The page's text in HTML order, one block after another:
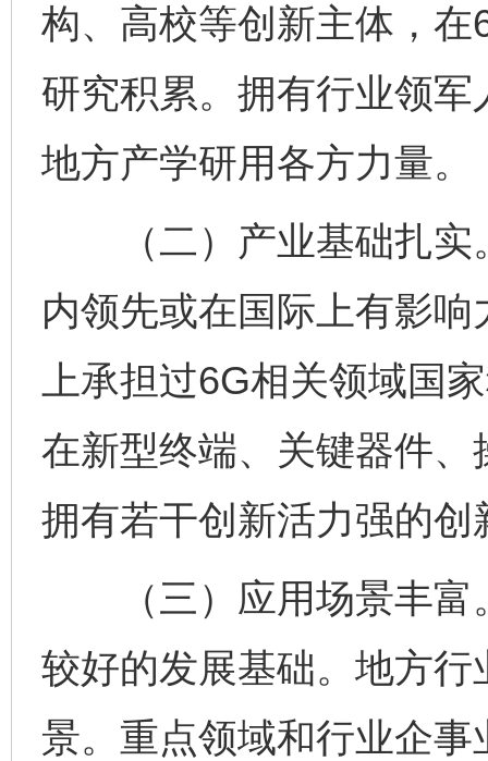
构、高校等创新主体，
研究积累。拥有行业领
地方产学研用各方力量。
（二）产业基础扎实
内领先或在国际上有影
上承担过6G相关领域国
在新型终端、关键器件
拥有若干创新活力强的创
（三）应用场景丰富
较好的发展基础。地方
景。重点领域和行业企